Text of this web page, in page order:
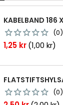
(0)
Pris
1,25 kr(1,00 kr)
(0)